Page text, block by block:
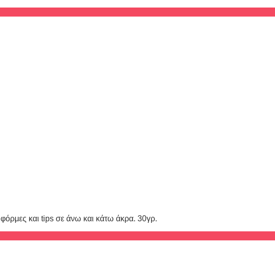
φόρμες και tips σε άνω και κάτω άκρα. 30γρ.